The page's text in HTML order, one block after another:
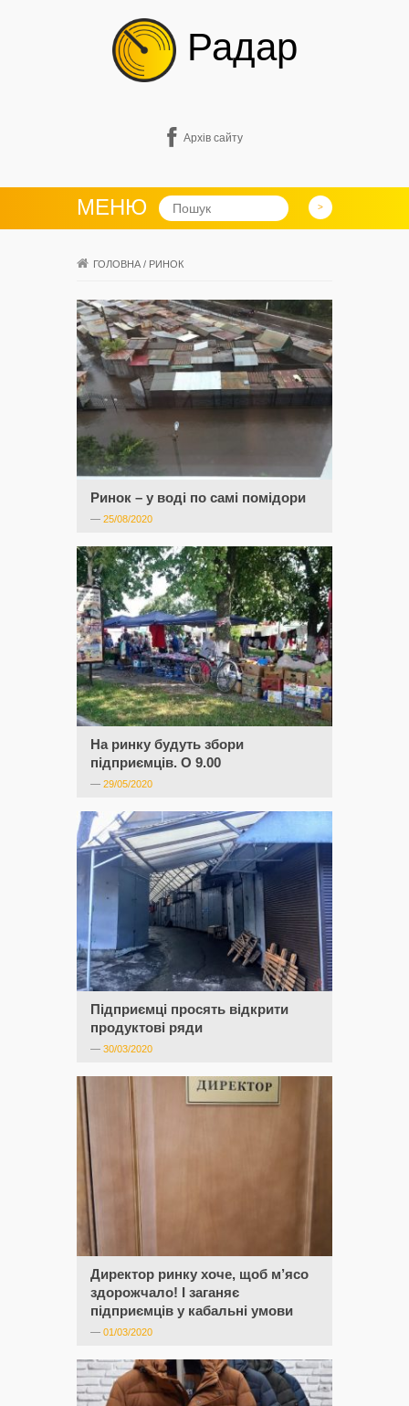
Радар
Архів сайту
МЕНЮ
ГОЛОВНА / РИНОК
Ринок – у воді по самі помідори
— 25/08/2020
На ринку будуть збори
підприємців. О 9.00
— 29/05/2020
Підприємці просять відкрити
продуктові ряди
— 30/03/2020
Директор ринку хоче, щоб м’ясо
здорожчало! І заганяє
підприємців у кабальні умови
— 01/03/2020